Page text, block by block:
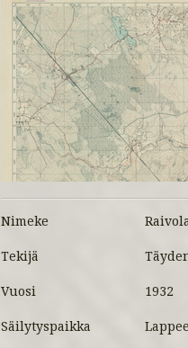
Nimeke
Tekijä
Vuosi 1932
Säilytyspaikka